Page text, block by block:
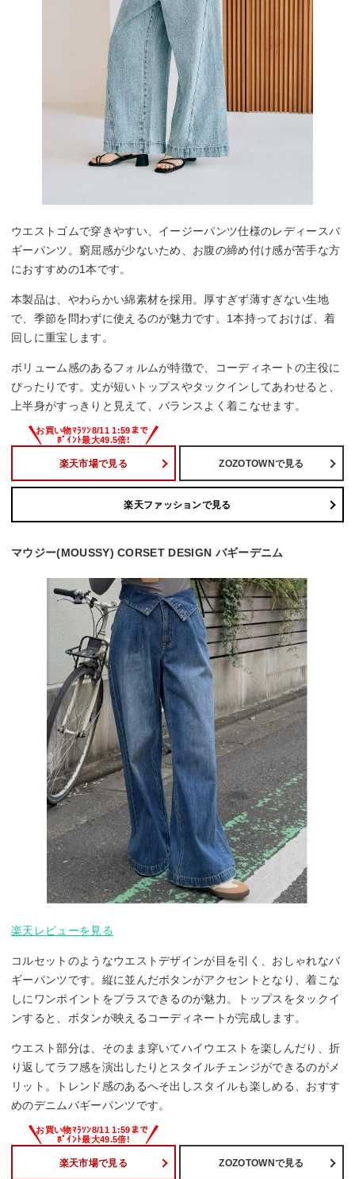
ウエストゴムで穿きやすい、イージーパンツ仕様のレディースバ
ギーパンツ。窮屈感が少ないため、お腹の締め付け感が苦手な方
におすすめの1本です。
本製品は、やわらかい綿素材を採用。厚すぎず薄すぎない生地
で、季節を問わずに使えるのが魅力です。1本持っておけば、着
回しに重宝します。
ボリューム感のあるフォルムが特徴で、コーディネートの主役に
ぴったりです。丈が短いトップスやタックインしてあわせると、
上半身がすっきりと見えて、バランスよく着こなせます。
楽天市場で見る ZOZOTOWNで見る
楽天ファッションで見る
マウジー(MOUSSY) CORSET DESIGN バギーデニム
楽天レビューを見る
コルセットのようなウエストデザインが目を引く、おしゃれなバ
ギーパンツです。縦に並んだボタンがアクセントとなり、着こな
しにワンポイントをプラスできるのが魅力。トップスをタックイ
ンすると、ボタンが映えるコーディネートが完成します。
ウエスト部分は、そのまま穿いてハイウエストを楽しんだり、折
り返してラフ感を演出したりとスタイルチェンジができるのがメ
リット。トレンド感のあるへそ出しスタイルも楽しめる、おすす
めのデニムバギーパンツです。
楽天市場で見る ZOZOTOWNで見る